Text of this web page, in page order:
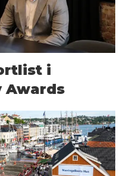
i
Awards